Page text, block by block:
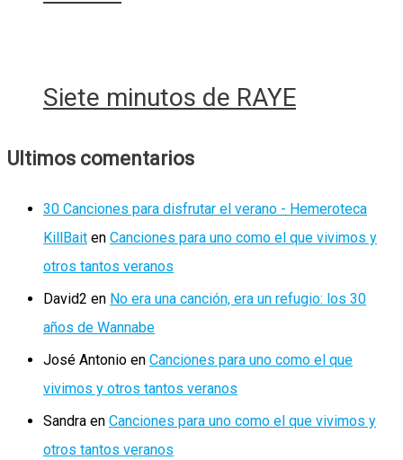
Siete minutos de RAYE
Ultimos comentarios
30 Canciones para disfrutar el verano - Hemeroteca
KillBait en Canciones para uno como el que vivimos y
otros tantos veranos
David2 en No era una canción, era un refugio: los 30
años de Wannabe
José Antonio en Canciones para uno como el que
vivimos y otros tantos veranos
Sandra en Canciones para uno como el que vivimos y
otros tantos veranos